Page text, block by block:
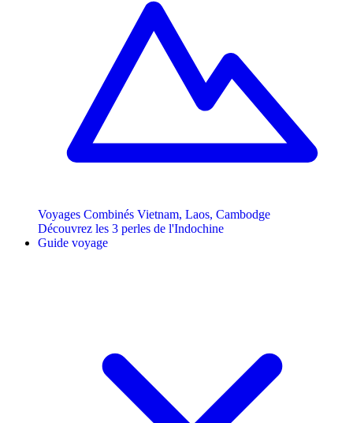
Voyages Combinés Vietnam, Laos, Cambodge
Découvrez les 3 perles de l'Indochine
Guide voyage